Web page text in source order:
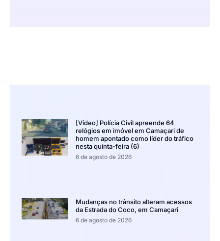
[Vídeo] Polícia Civil apreende 64
relógios em imóvel em Camaçari de
homem apontado como líder do tráfico
nesta quinta-feira (6)
6 de agosto de 2026
Mudanças no trânsito alteram acessos
da Estrada do Coco, em Camaçari
6 de agosto de 2026